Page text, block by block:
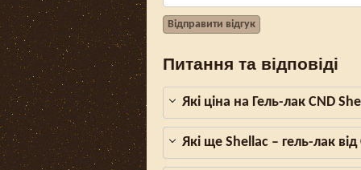
Відправити відгук
Питання та відповіді
Які ціна на Гель-лак CND
Які ще Shellac – гель-лак